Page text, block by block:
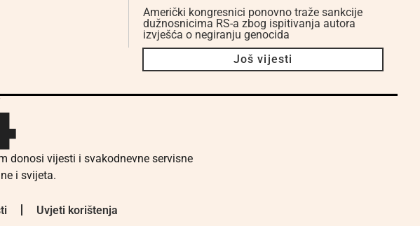
Američki kongresnici ponovno traže sankcije
dužnosnicima RS-a zbog ispitivanja autora
izvješća o negiranju genocida
Još vijesti
donosi vijesti i svakodnevne servisne
i svijeta.
Uvjeti korištenja